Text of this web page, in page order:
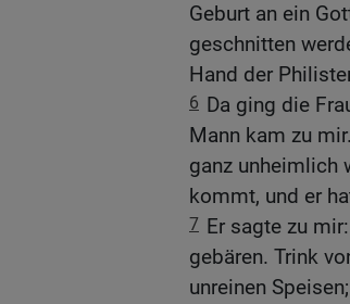
Geburt an ein
geschnitten
Hand der
6 Da ging die
Mann kam zu
ganz unheimlich
kommt, und er
7 Er sagte zu
gebären. Trink
unreinen